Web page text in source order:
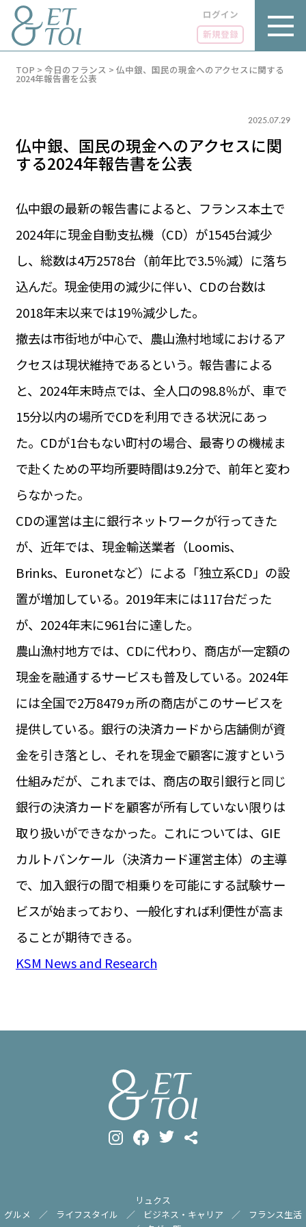
ログイン
新規登録
LUXE
グルメ
LIFE STYLE
BUSINESS
ビジネス・キャリア
INFOS PRATIQUES
TAG
タグ
#パリ
#お土産 #トリビア
#データで読み解くフランス
#フランスの教育制度
#アプリ
#いざという時に
#カルカッソンヌ Carcassonne
#フランス生活
#アルザス地方
#フランスの地方 #フロマージュ
#おでかけ
FR 19:12 ／ JP 02:12
1€＝182.00円
お問い合わせ
運営会社
サイトポリシー
TOP > 今日のフランス > 仏中銀、国民の現金へのアクセスに関する
2024年報告書を公表
2025.07.29
仏中銀、国民の現金へのアクセスに関
する2024年報告書を公表
仏中銀の最新の報告書によると、フランス本土で
2024年に現金自動支払機（CD）が1545台減少
し、総数は4万2578台（前年比で3.5％減）に落ち
込んだ。現金使用の減少に伴い、CDの台数は
2018年末以来では19％減少した。
撤去は市街地が中心で、農山漁村地域におけるア
クセスは現状維持であるという。報告書による
と、2024年末時点では、全人口の98.8％が、車で
15分以内の場所でCDを利用できる状況にあっ
た。CDが1台もない町村の場合、最寄りの機械ま
で赴くための平均所要時間は9.2分で、前年と変わ
らなかった。
CDの運営は主に銀行ネットワークが行ってきた
が、近年では、現金輸送業者（Loomis、
Brinks、Euronetなど）による「独立系CD」の設
置が増加している。2019年末には117台だった
が、2024年末に961台に達した。
農山漁村地方では、CDに代わり、商店が一定額の
現金を融通するサービスも普及している。2024年
には全国で2万8479ヵ所の商店がこのサービスを
提供している。銀行の決済カードから店舗側が資
金を引き落とし、それを現金で顧客に渡すという
仕組みだが、これまでは、商店の取引銀行と同じ
銀行の決済カードを顧客が所有していない限りは
取り扱いができなかった。これについては、GIE
カルトバンケール（決済カード運営主体）の主導
で、加入銀行の間で相乗りを可能にする試験サー
ビスが始まっており、一般化すれば利便性が高ま
ることが期待できる。
KSM News and Research
リュクス
グルメ
ライフスタイル ビジネス・キャリア
フランス生活